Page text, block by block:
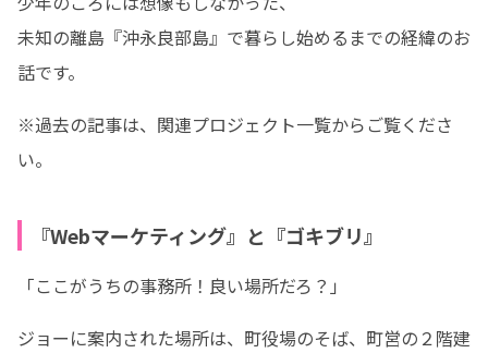
未知の離島『沖永良部島』で暮らし始めるまでの経緯のお
話です。
※過去の記事は、関連プロジェクト一覧からご覧くださ
い。
『Webマーケティング』と『ゴキブリ』
「ここがうちの事務所！良い場所だろ？」
ジョーに案内された場所は、町役場のそば、町営の２階建